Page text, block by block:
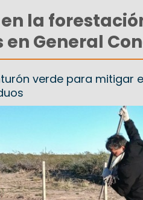
la
General
verde para mitigar